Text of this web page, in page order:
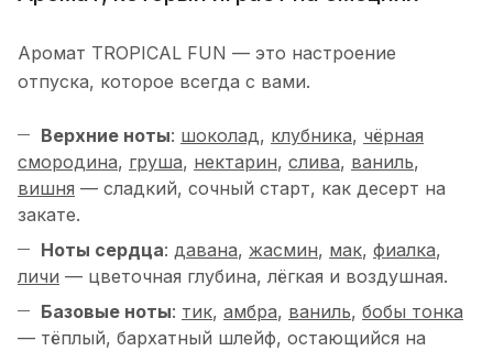
Аромат TROPICAL FUN — это настроение
отпуска, которое всегда с вами.
Верхние ноты: шоколад, клубника, чёрная
смородина, груша, нектарин, слива, ваниль,
вишня — сладкий, сочный старт, как десерт на
закате.
Ноты сердца: давана, жасмин, мак, фиалка,
личи — цветочная глубина, лёгкая и воздушная.
Базовые ноты: тик, амбра, ваниль, бобы тонка
— тёплый, бархатный шлейф, остающийся на